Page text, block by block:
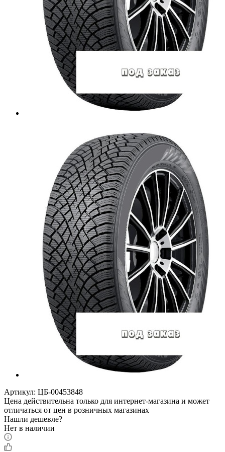
Артикул: ЦБ-00453848
Цена действительна только для интернет-магазина и может
отличаться от цен в розничных магазинах
Нашли дешевле?
Нет в наличии